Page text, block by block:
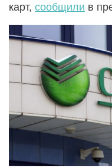
карт, сообщили в